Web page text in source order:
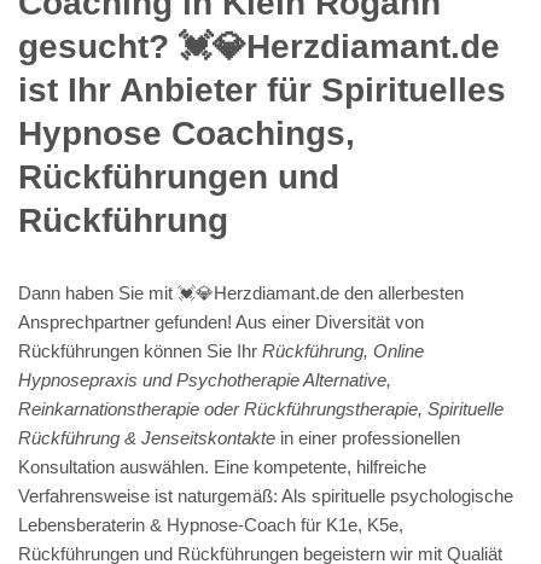
gesucht? 💓️💎Herzdiamant.de
ist Ihr Anbieter für Spirituelles
Hypnose Coachings,
Rückführungen und
Rückführung
Dann haben Sie mit 💓️💎Herzdiamant.de den allerbesten
Ansprechpartner gefunden! Aus einer Diversität von
Rückführungen können Sie Ihr Rückführung, Online
Hypnosepraxis und Psychotherapie Alternative,
Reinkarnationstherapie oder Rückführungstherapie, Spirituelle
Rückführung & Jenseitskontakte in einer professionellen
Konsultation auswählen. Eine kompetente, hilfreiche
Verfahrensweise ist naturgemäß: Als spirituelle psychologische
Lebensberaterin & Hypnose-Coach für K1e, K5e,
Rückführungen und Rückführungen begeistern wir mit Qualiät